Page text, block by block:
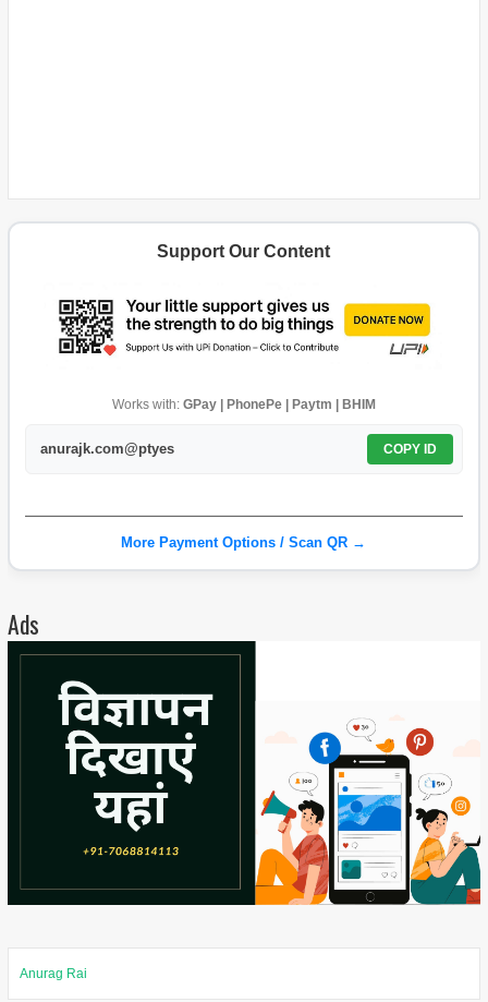
Support Our Content
Works with: GPay | PhonePe | Paytm | BHIM
anurajk.com@ptyes COPY ID
More Payment Options / Scan QR →
Ads
Anurag Rai